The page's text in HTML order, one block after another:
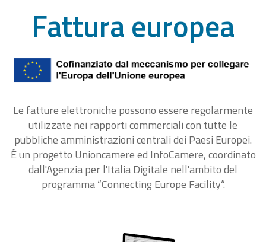
Fattura europea
Le fatture elettroniche possono essere regolarmente
utilizzate nei rapporti commerciali con tutte le
pubbliche amministrazioni centrali dei Paesi Europei.
É un progetto Unioncamere ed InfoCamere, coordinato
dall'Agenzia per l'Italia Digitale nell'ambito del
programma “Connecting Europe Facility“.